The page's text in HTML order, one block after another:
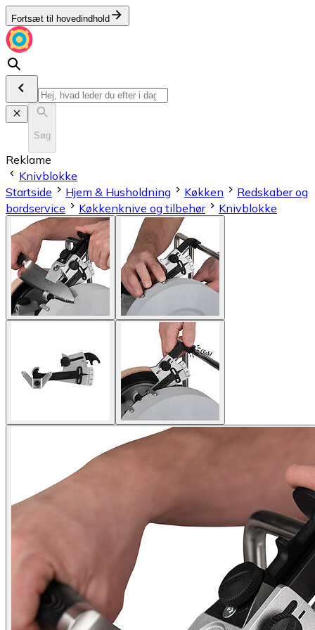
Fortsæt til hovedindhold
Søg
Reklame
Knivblokke
Startside
Hjem & Husholdning Køkken
Redskaber og
bordservice
Køkkenknive og tilbehør Knivblokke